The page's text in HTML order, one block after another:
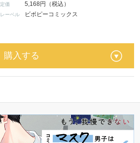
定価 5,168円（税込）
レーベル ビボピーコミックス
購入する